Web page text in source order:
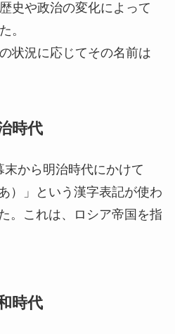
史や政治の変化によって
。
状況に応じてその名前は
時代
から明治時代にかけて
）」という漢字表記が使わ
。これは、ロシア帝国を指
時代